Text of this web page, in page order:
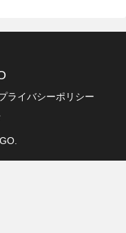
ライバシーポリシー